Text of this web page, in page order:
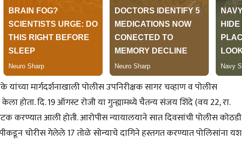
यांच्या मार्गदर्शनाखाली पोलीस उपनिरीक्षक सागर चव्हाण व पोलीस
होता. दि. 19 ऑगस्ट रोजी या गुन्ह्यामध्ये चैतन्य संजय शिंदे (वय 22, रा.
करण्यात आली होती. आरोपीस न्यायालयाने सात दिवसांची पोलीस कोठडी
चोरीस गेलेले 17 तोळे सोन्याचे दागिने हस्तगत करण्यात पोलिसांना यश